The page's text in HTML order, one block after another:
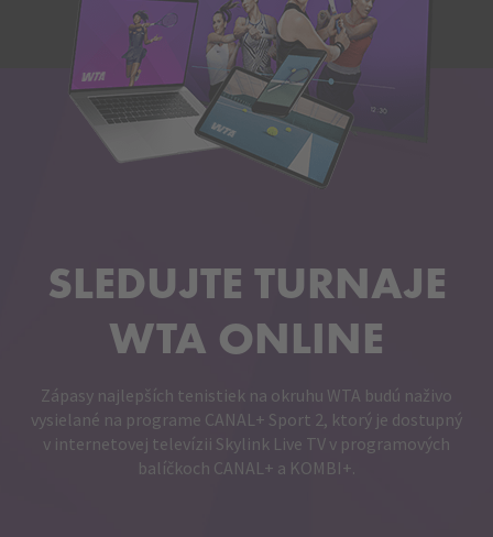
SLEDUJTE TURNAJE
WTA ONLINE
Zápasy najlepších tenistiek na okruhu WTA budú naživo
vysielané na programe CANAL+ Sport 2, ktorý je dostupný
v internetovej televízii Skylink Live TV v programových
balíčkoch CANAL+ a KOMBI+.